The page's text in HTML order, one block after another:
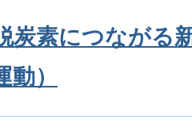
炭素につながる
）